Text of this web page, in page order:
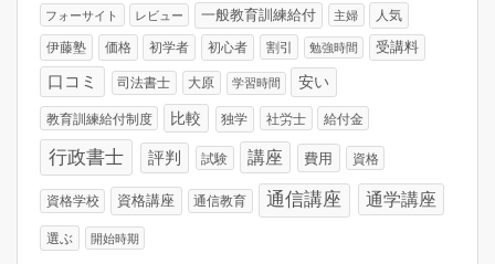
フォーサイト レビュー 一般教育訓練給付 主婦 人気
伊藤塾 価格 初学者 初心者 割引 勉強時間 受講料
口コミ 司法書士 大原 学習時間 安い
教育訓練給付制度 比較 独学 社労士 給付金
行政書士 評判 試験 講座 費用 資格
資格学校 資格講座 通信教育 通信講座 通学講座
選ぶ 開始時期